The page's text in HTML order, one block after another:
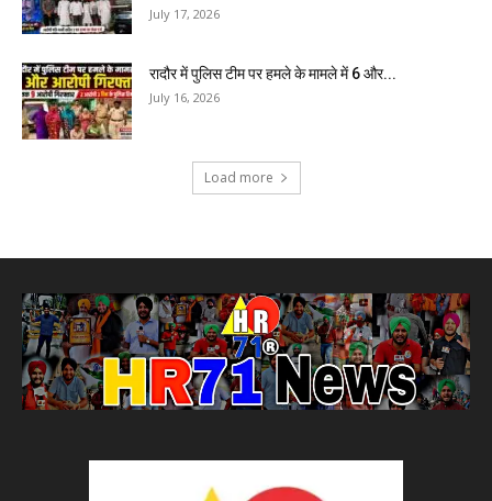
July 17, 2026
रादौर में पुलिस टीम पर हमले के मामले में 6 और...
July 16, 2026
Load more